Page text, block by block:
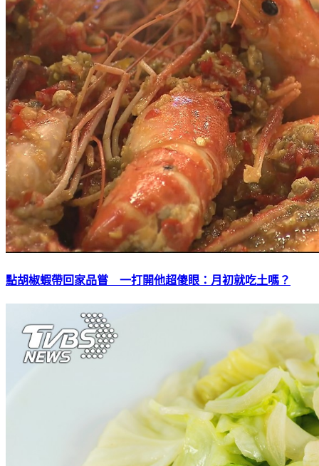
點胡椒蝦帶回家品嘗 一打開他超傻眼：月初就吃土嗎？